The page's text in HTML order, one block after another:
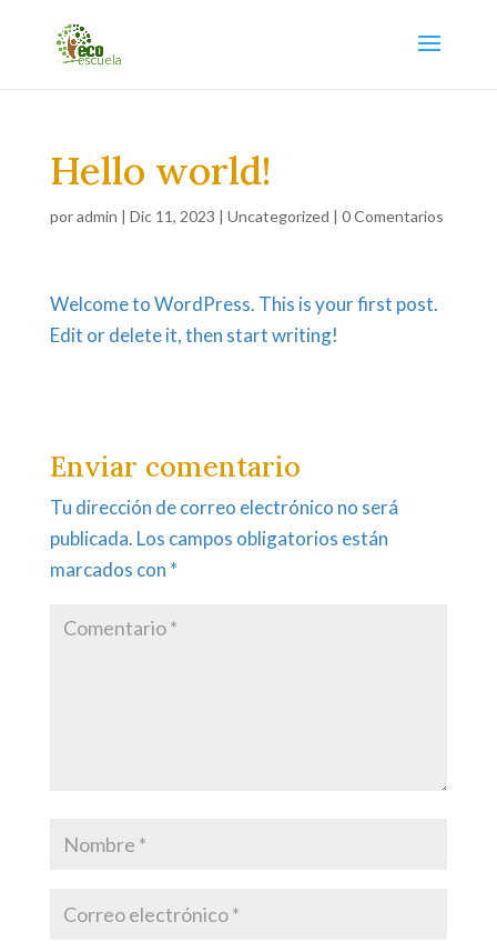
Hello world!
poradmin | Dic 11, 2023 | Uncategorized | 0 Comentarios
Welcome to WordPress. This is your first post.
Edit or delete it, then start writing!
Enviar comentario
Tu dirección de correo electrónico no será
publicada. Los campos obligatorios están
marcados con *